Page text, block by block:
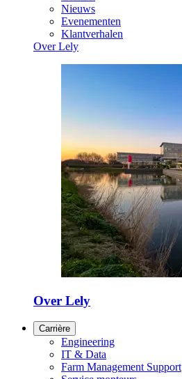
Nieuws
Evenementen
Klantverhalen
Over Lely
Over Lely
Carrière
Engineering
IT & Data
Farm Management Support